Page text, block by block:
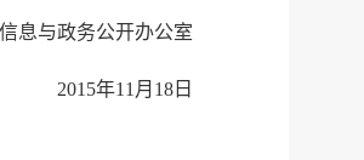
息与政务公开办公室
2015年11月18日